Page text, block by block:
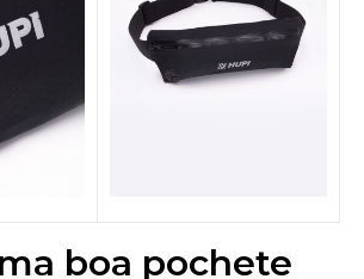
boa pochete